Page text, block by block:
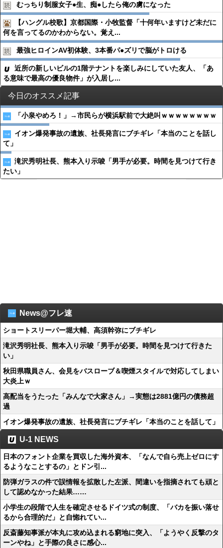
むっちり制服女子●︎生、痴●︎したら俺の虜になった
【ハングル校歌】京都国際・小牧監督「十何年いますけど未だに
何を言ってるのかわからない。覚え...
最強ヒロインAV初体験、3本番パ●︎ズリで脳がトロける
近所の新しいビルの1階テナントを楽しみにしていた友人、「あ
る意味で最高の優良物件」が入居し...
今日のオススメ記事
「小泉やめろ！」→市民らが横浜駅前で大絶叫ｗｗｗｗｗｗｗｗ
イオン爆発事故の遺族、社長発言にブチギレ「本当のことを話し
て」
滝沢秀明社長、熊本入り示唆「男手が必要。時間を見つけて行き
たい」
News@フレ速
ショートスリーパー堀大輔、高須幹弥にブチギレ
滝沢秀明社長、熊本入り示唆「男手が必要。時間を見つけて行きた
い」
秋田県職員さん、会見をバスローブ＆喫煙スタイルで対応してしまい
大炎上ｗ
高配当をうたった「みんなで大家さん」→実態は2881億円の債務超
過
イオン爆発事故の遺族、社長発言にブチギレ「本当のことを話して」
U-1 NEWS
日本のフォント企業を買収した海外資本、「なんで自ら売上ゼロにす
るようなことするの」とドン引...
防弾ガラスの件で誤情報を拡散した左派、間違いを指摘されても頑と
して認めなかった結果……
小学生の段階で人生を確定させるドイツ式の制度、「バカを振い落せ
るから合理的だ」と自惚れてい...
反斎藤知事派が本丸に攻め込まれる窮地に突入、「ようやく反撃のタ
ーンやね」と手際の良さに感心...